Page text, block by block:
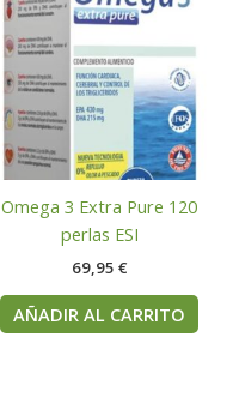
Omega 3 Extra Pure 120
perlas ESI
69,95 €
AÑADIR AL CARRITO